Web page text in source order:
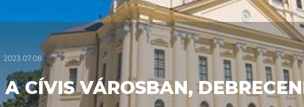
2023.07.08.
CÍVIS VÁROSBAN,